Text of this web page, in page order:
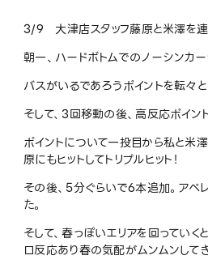
3/9 大津店スタッフ藤原と米澤を連
朝一、ハードボトムでのノーシンカー
バスがいるであろうポイントを転々
そして、3回移動の後、高反応ポイン
ポイントについて一投目から私と米
原にもヒットしてトリプルヒット！
その後、5分ぐらいで6本追加。ア
た。
そして、春っぽいエリアを回っていく
ロ反応あり春の気配がムンムンしてき